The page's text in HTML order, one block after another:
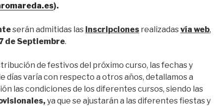
).
serán admitidas las inscripciones realizadasvía web,
de Septiembre.
de festivos del próximo curso, las fechas y
días varía con respecto a otros años, detallamos a
las condiciones de los diferentes cursos, siendo las
ya que se ajustarán a las diferentes fiestas y